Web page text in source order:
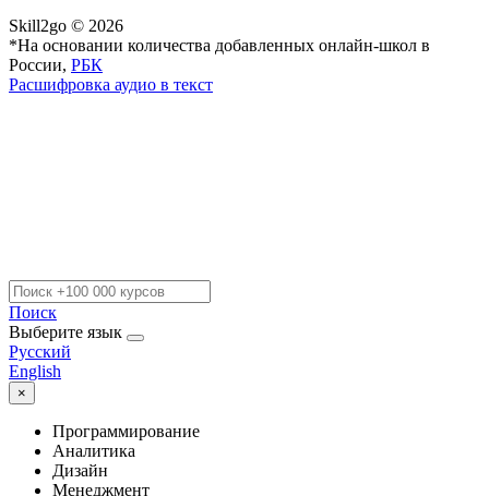
Skill2go © 2026
*На основании количества добавленных онлайн-школ в
России, РБК
Расшифровка аудио в текст
Поиск
Выберите язык
Русский
English
×
Программирование
Аналитика
Дизайн
Менеджмент